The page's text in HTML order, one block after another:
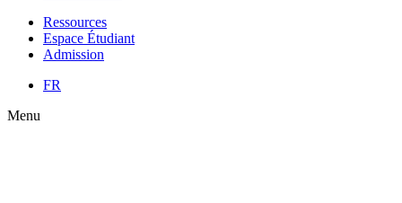
Ressources
Espace Étudiant
Admission
FR
Menu